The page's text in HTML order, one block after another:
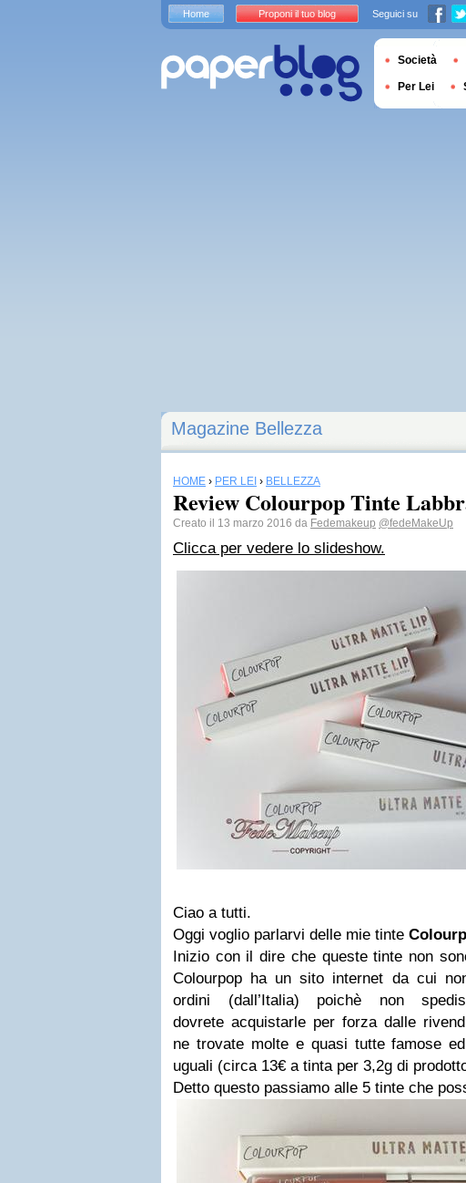
Magazine Bellezza
HOME › PER LEI › BELLEZZA
Review Colourpop Tinte
Creato il 13 marzo 2016 da Fedemakeup @fedeMakeUp
Clicca per vedere lo slideshow.
Ciao a tutti.
Oggi voglio parlarvi delle mie tinte
Inizio con il dire che queste tinte non
Colourpop ha un sito internet da cui
ordini (dall’Italia) poichè non
dovrete acquistarle per forza dalle
ne trovate molte e quasi tutte famose
uguali (circa 13€ a tinta per 3,2g di
Detto questo passiamo alle 5 tinte che
Home Proponi il tuo blog Seguici su
Società
Per Lei